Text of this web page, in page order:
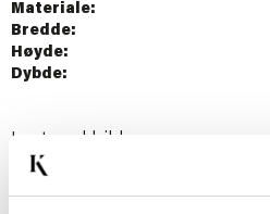
Materiale:
Bredde:
Høyde:
Dybde:
Last ned bilde